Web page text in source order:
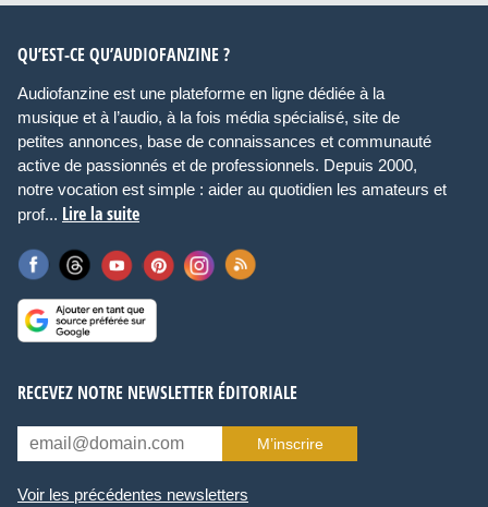
QU’EST-CE QU’AUDIOFANZINE ?
Audiofanzine est une plateforme en ligne dédiée à la
musique et à l’audio, à la fois média spécialisé, site de
petites annonces, base de connaissances et communauté
active de passionnés et de professionnels. Depuis 2000,
notre vocation est simple : aider au quotidien les amateurs et
prof... Lire la suite
RECEVEZ NOTRE NEWSLETTER ÉDITORIALE
M’inscrire
Voir les précédentes newsletters